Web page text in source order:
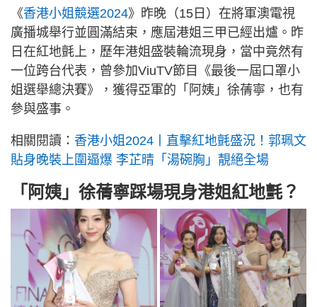
《香港小姐競選2024》昨晚（15日）在將軍澳電視
廣播城舉行並圓滿結束，應屆港姐三甲已經出爐。昨
日在紅地氈上，歷年港姐盛裝輪流現身，當中竟然有
一位跨台代表，曾參加ViuTV節目《最後一屆口罩小
姐選舉總決賽》，獲得亞軍的「阿姨」徐蒨寧，也有
參與盛事。
相關閱讀： 香港小姐2024丨直擊紅地氈盛況！郭珮文
貼身晚裝上圍逼爆 李芷晴「湯碗胸」靚絕全場
「阿姨」徐蒨寧踩場現身港姐紅地氈？